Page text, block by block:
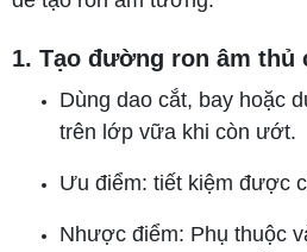
1. Tạo đường ron âm thủ
Dùng dao cắt, bay hoặc
trên lớp vữa khi còn ướt.
Ưu điểm: tiết kiệm được
Nhược điểm: Phụ thuộc